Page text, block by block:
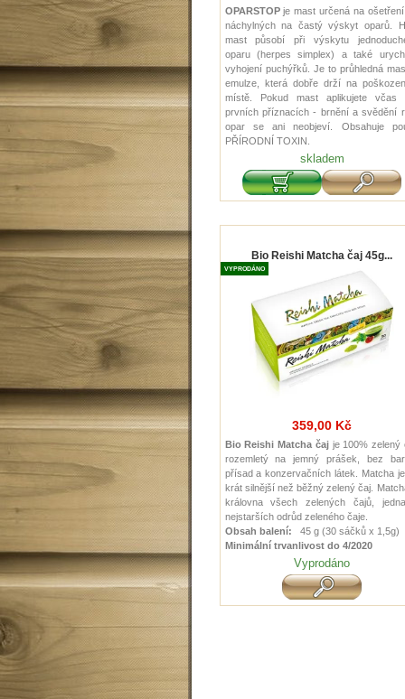
OPARSTOPje mast určená na
náchylných na častý výskyt oparů.
mast působí při výskytu
oparu (herpes simplex) a také
vyhojení puchýřků. Je to průhledná
emulze, která dobře drží na
místě. Pokud mast aplikujete včas
prvních příznacích - brnění a svědění
opar se ani neobjeví. Obsahuje
PŘÍRODNÍ TOXIN.
skladem
Bio Reishi Matcha čaj 45g...
VYPRODÁNO
359,00 Kč
Bio Reishi Matcha čajje 100% zelený
rozemletý na jemný prášek, bez
přísad a konzervačních látek. Matcha
krát silnější než běžný zelený čaj.
královna všech zelených čajů,
nejstarších odrůd zeleného čaje.
Obsah balení:
45 g (30 sáčků x 1,5g)
Minimální trvanlivost do 4/2020
Vyprodáno